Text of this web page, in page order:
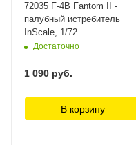
72035 F-4B Fantom II -
палубный истребитель
InScale, 1/72
Достаточно
1 090 руб.
В корзину